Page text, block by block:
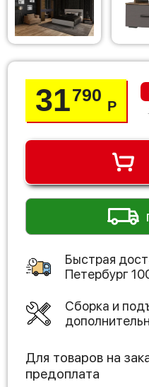
31790
Р
Быстрая
Петербург
Сборка и
Для товаров на
предоплата